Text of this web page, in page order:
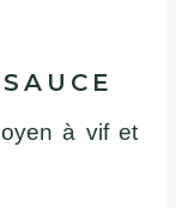
à vif et